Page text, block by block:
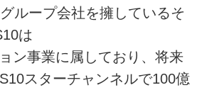
ループ会社を擁しているそ
は
ン事業に属しており、将来
スターチャンネルで100億